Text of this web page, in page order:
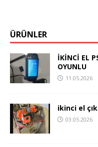
ÜRÜNLER
İKİNCİ EL
OYUNLU
11.05.2026
ikinci el
03.05.2026